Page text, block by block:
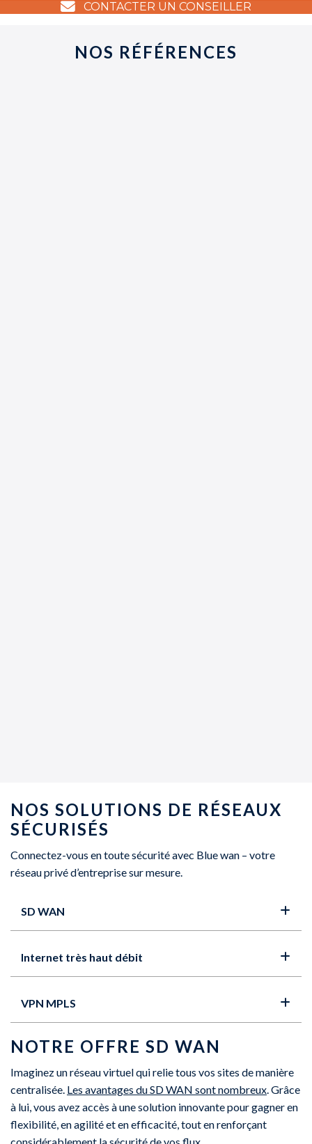
CONTACTER UN CONSEILLER
NOS RÉFÉRENCES
NOS SOLUTIONS DE RÉSEAUX
SÉCURISÉS
Connectez-vous en toute sécurité avec Blue wan – votre
réseau privé d’entreprise sur mesure.
SD WAN
Internet très haut débit
VPN MPLS
NOTRE OFFRE SD WAN
Imaginez un réseau virtuel qui relie tous vos sites de manière
centralisée. Les avantages du SD WAN sont nombreux. Grâce
à lui, vous avez accès à une solution innovante pour gagner en
flexibilité, en agilité et en efficacité, tout en renforçant